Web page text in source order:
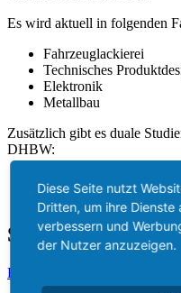
Es wird aktuell in folgenden
Fahrzeuglackierei
Technisches
Elektronik
Metallbau
Zusätzlich gibt es duale
DHBW:
Maschinenbau
Elektrotechnik
Shownotes
Karriere bei Gerstlauer
Diese Seite nutzt
Dritten, um ihre
verbessern und
der Nutzer anzuzeigen.